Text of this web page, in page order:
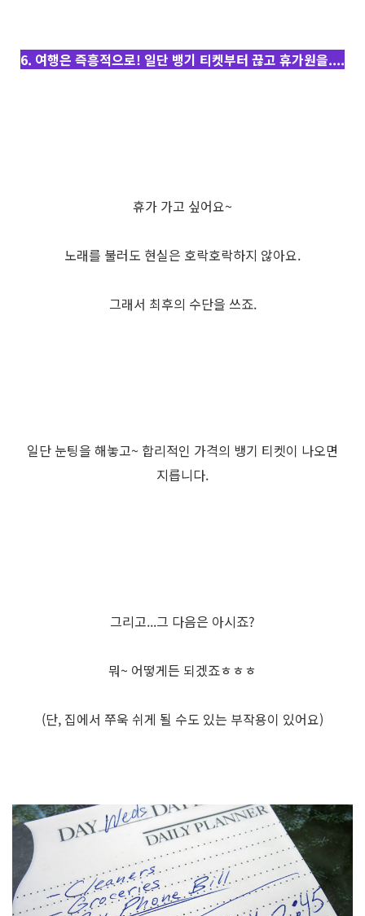
6. 여행은 즉흥적으로! 일단 뱅기 티켓부터 끊고 휴가원을....
휴가 가고 싶어요~
노래를 불러도 현실은 호락호락하지 않아요.
그래서 최후의 수단을 쓰죠.
일단 눈팅을 해놓고~ 합리적인 가격의 뱅기 티켓이 나오면
지릅니다.
그리고...그 다음은 아시죠?
뭐~ 어떻게든 되겠죠ㅎㅎㅎ
(단, 집에서 쭈욱 쉬게 될 수도 있는 부작용이 있어요)